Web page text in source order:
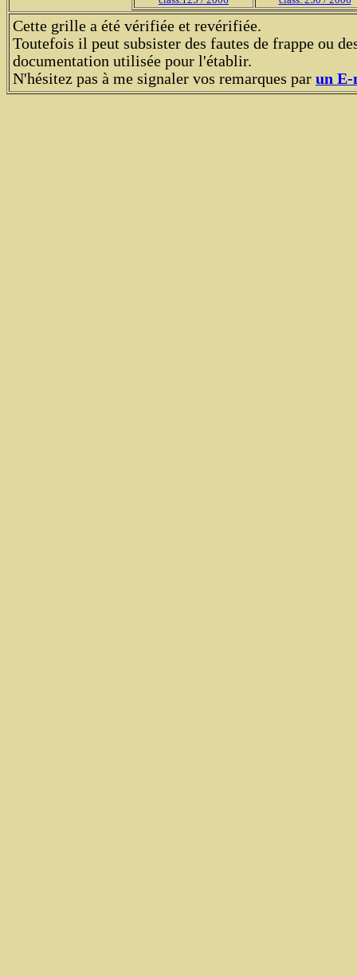
Cette grille a été vérifiée et revérifiée.
Toutefois il peut subsister des fautes de frappe ou
documentation utilisée pour l'établir.
N'hésitez pas à me signaler vos remarques par un